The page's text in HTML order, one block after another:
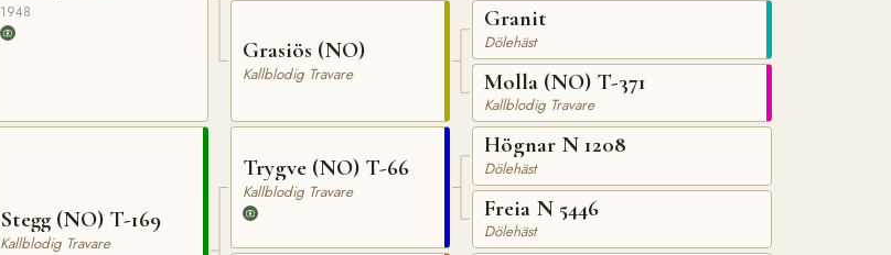
1948
Stegg (NO) T-169
Kallblodig Travare
Grasiös (NO)
Kallblodig Travare
Trygve (NO) T-66
Kallblodig Travare
Granit
Dölehäst
Molla (NO) T-371
Kallblodig Travare
Högnar N 1208
Dölehäst
Freia N 5446
Dölehäst